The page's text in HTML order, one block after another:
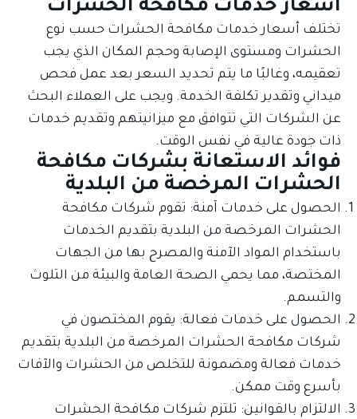
أسعار خدمات مكافحة الحشرات
تختلف أسعار خدمات مكافحة الحشرات حسب نوع
الحشرات ومستوى الإصابة وحجم المكان الذي يجب
تعقيمه، وغالبًا ما يتم تحديد السعر بعد عمل فحص
ميداني وتقدير تكلفة الخدمة. ويجب على العملاء البحث
عن الشركات التي تتوافق مع ميزانيتهم وتقديم خدمات
ذات جودة عالية في نفس الوقت.
فوائد الاستعانة بشركات مكافحة
الحشرات المرخصة من البلدية
الحصول على خدمات آمنة: تقوم شركات مكافحة
الحشرات المرخصة من البلدية بتقديم الخدمات
باستخدام المواد الآمنة والمصرح بها من الجهات
المختصة، مما يحمي الصحة العامة والبيئة من التلوث
والتسمم.
الحصول على خدمات فعالة: يقوم المختصون في
شركات مكافحة الحشرات المرخصة من البلدية بتقديم
خدمات فعالة ومضمونة للتخلص من الحشرات والآفات
بأسرع وقت ممكن.
الالتزام بالقوانين: تلتزم شركات مكافحة الحشرات